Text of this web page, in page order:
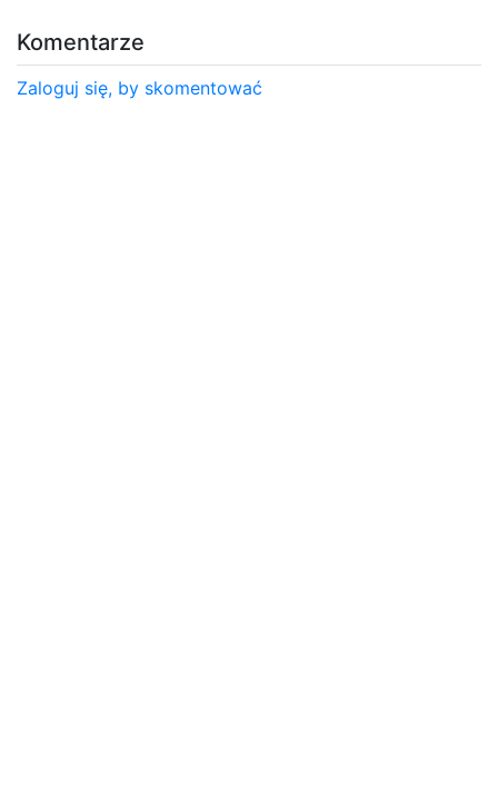
Komentarze
Zaloguj się, by skomentować